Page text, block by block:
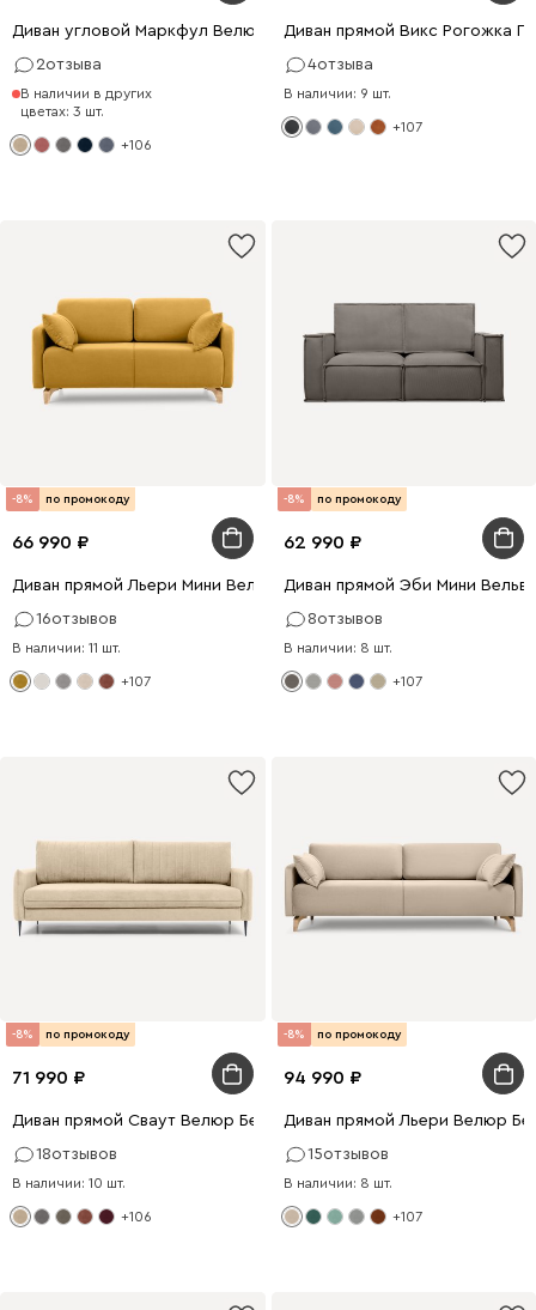
Диван угловой Маркфул Велюр Бежевый
2отзыва
В наличии в других
цветах: 3 шт.
+106
Диван прямой Викс Рогожка
4отзыва
В наличии: 9 шт.
+107
-8% по промокоду
66 990
Диван прямой Льери Мини Велюр Горчичный
16отзывов
В наличии: 11 шт.
+107
-8% по промокоду
62 990
Диван прямой Эби Мини
8отзывов
В наличии: 8 шт.
+107
-8% по промокоду
71 990
Диван прямой Сваут Велюр Бежевый
18отзывов
В наличии: 10 шт.
+106
-8% по промокоду
94 990
Диван прямой Льери Велюр
15отзывов
В наличии: 8 шт.
+107